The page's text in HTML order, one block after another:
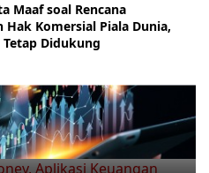
Maaf soal Rencana
Hak Komersial Piala Dunia,
Didukung
X Money, Aplikasi
Kartu Visa
6 Persen